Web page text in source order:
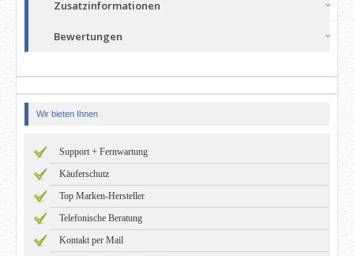
Zusatzinformationen
Bewertungen
Wir bieten Ihnen
Support + Fernwartung
Käuferschutz
Top Marken-Hersteller
Telefonische Beratung
Kontakt per Mail